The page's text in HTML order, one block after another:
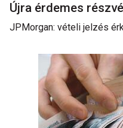
Újra érdemes
JPMorgan: vételi jelzés